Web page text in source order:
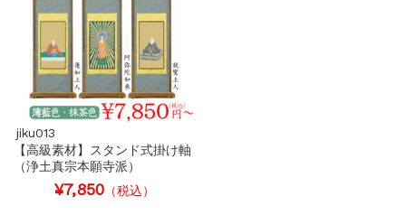
jiku013
【高級素材】スタンド式掛け軸
（浄土真宗本願寺派）
¥7,850（税込）